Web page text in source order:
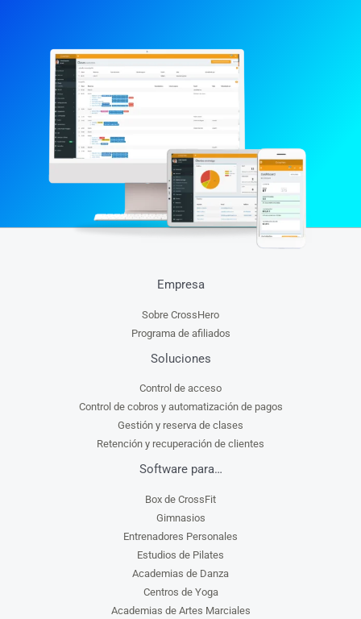
Empresa
Sobre CrossHero
Programa de afiliados
Soluciones
Control de acceso
Control de cobros y automatización de pagos
Gestión y reserva de clases
Retención y recuperación de clientes
Software para…
Box de CrossFit
Gimnasios
Entrenadores Personales
Estudios de Pilates
Academias de Danza
Centros de Yoga
Academias de Artes Marciales